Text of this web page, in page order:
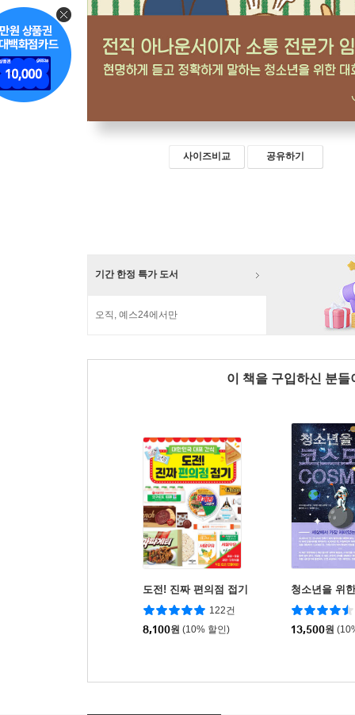
사이즈비교 공유하기
기간 한정 특가 도서
오직, 예스24에서만
이 책을 구입하신 분
도전! 진짜 편의점 접기
122건
8,100원 (10% 할인)
청소년을 위
13,500원